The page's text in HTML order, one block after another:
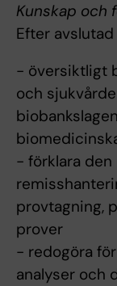
Kunskap och
Efter
- översiktligt
och
- förklara
provtagning,
prover
- redogöra
analyser och